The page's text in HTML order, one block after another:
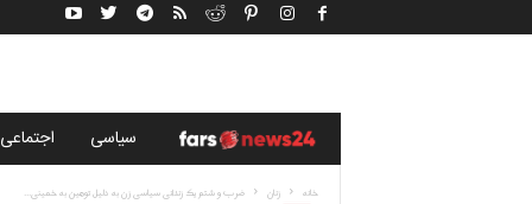
ب
سياسى اجتماعی
خانه زنان ضرب و شتم یک زندانی سیاسی زن به دلیل توهین به خمینی...